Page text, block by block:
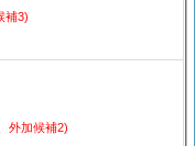
補3)
外加候補2)